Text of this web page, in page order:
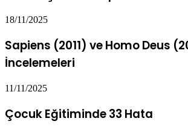
18/11/2025
Sapiens (2011) ve Homo Deus
İncelemeleri
11/11/2025
Çocuk Eğitiminde 33 Hata